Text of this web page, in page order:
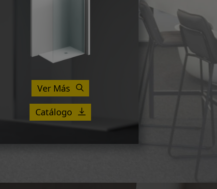
Ver Más
Catálogo